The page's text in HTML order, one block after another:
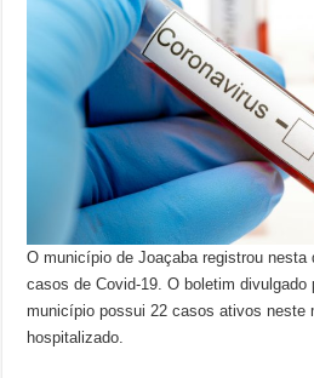
O município de Joaçaba registrou nesta
casos de Covid-19. O boletim divulgado
município possui 22 casos ativos neste
hospitalizado.